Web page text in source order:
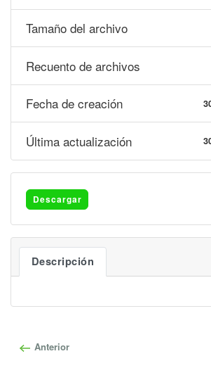
Tamaño del archivo
Recuento de archivos
Fecha de creación
Última actualización
Descargar
Descripción
Anterior